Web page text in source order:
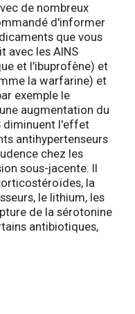
de nombreux
d'informer
que vous
avec les AINS
et l'ibuprofène) et
la warfarine) et
exemple le
augmentation du
diminuent l'effet
antihypertenseurs
chez les
sous-jacente. Il
la
le lithium, les
de la sérotonine
antibiotiques,